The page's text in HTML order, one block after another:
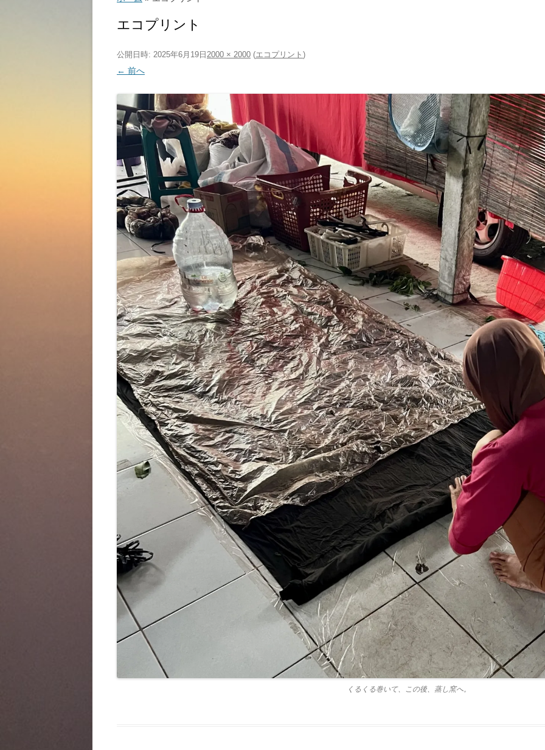
お金のこと ‐ 通貨・両替・チ
社会のこと ‐ 言語・物価・宗
お土産
エコプリント
公開日時: 2025年6月19日 2000 × 2000 (エコプリント )
← 前へ
くるくる巻いて、この後、蒸し窯へ。